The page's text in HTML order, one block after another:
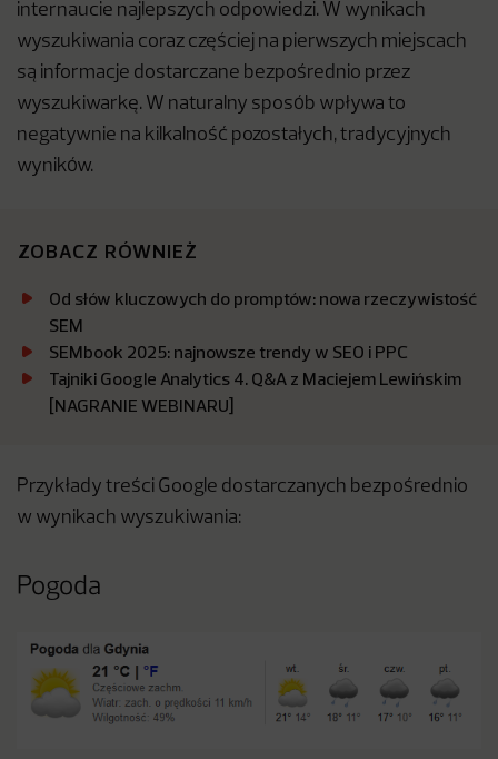
internaucie najlepszych odpowiedzi. W wynikach
wyszukiwania coraz częściej na pierwszych miejscach
są informacje dostarczane bezpośrednio przez
wyszukiwarkę. W naturalny sposób wpływa to
negatywnie na kilkalność pozostałych, tradycyjnych
wyników.
ZOBACZ RÓWNIEŻ
Od słów kluczowych do promptów: nowa rzeczywistość
SEM
SEMbook 2025: najnowsze trendy w SEO i PPC
Tajniki Google Analytics 4. Q&A z Maciejem Lewińskim
[NAGRANIE WEBINARU]
Przykłady treści Google dostarczanych bezpośrednio
w wynikach wyszukiwania:
Pogoda